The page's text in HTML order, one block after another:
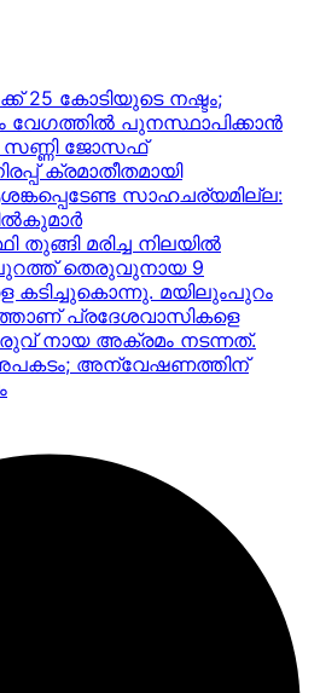
25 കോടിയുടെ നഷ്ടം;
പുനസ്ഥാപിക്കാൻ
സണ്ണി ജോസഫ്
ക്രമാതീതമായി
സാഹചര്യമില്ല:
തുങ്ങി മരിച്ച നിലയിൽ
തെരുവുനായ 9
മയിലുംപുറം
പ്രദേശവാസികളെ
തെരുവ് നായ അക്രമം നടന്നത്.
അന്വേഷണത്തിന്